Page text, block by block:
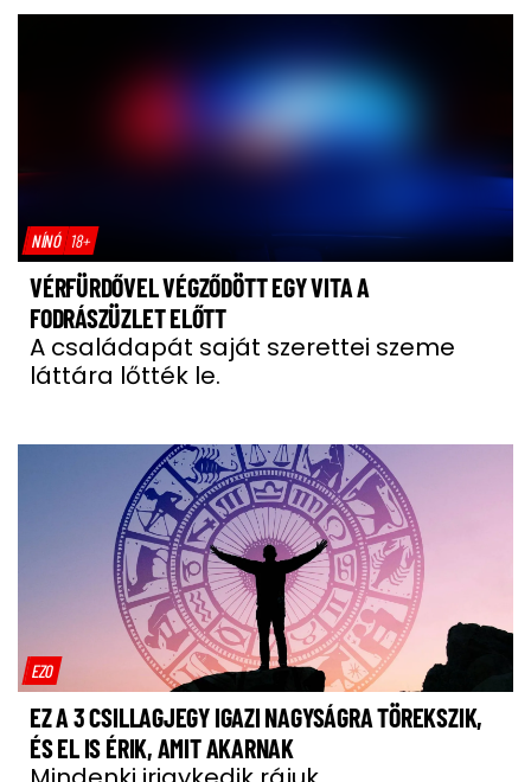
NÍNÓ 18+
VÉRFÜRDŐVEL VÉGZŐDÖTT EGY VITA A
FODRÁSZÜZLET ELŐTT
A családapát saját szerettei szeme
láttára lőtték le.
EZO
EZ A 3 CSILLAGJEGY IGAZI NAGYSÁGRA TÖREKSZIK,
ÉS EL IS ÉRIK, AMIT AKARNAK